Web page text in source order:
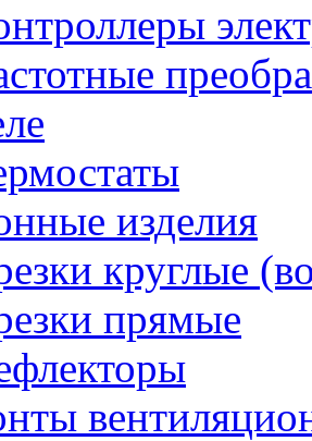
изделия
круглые
прямые